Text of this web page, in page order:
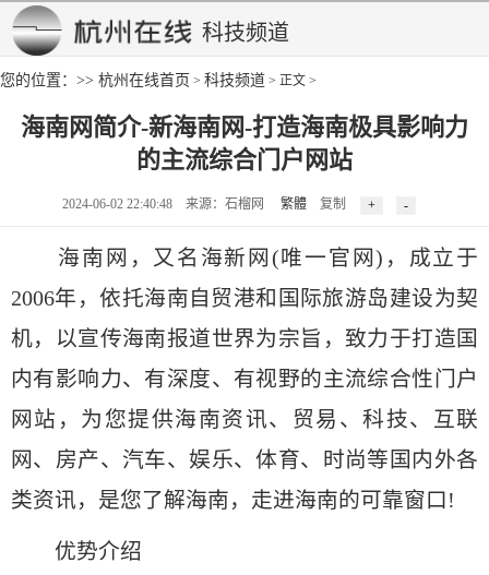
科技频道
您的位置：>> 杭州在线首页 > 科技频道 > 正文 >
海南网简介-新海南网-打造海南极具影响力
的主流综合门户网站
2024-06-02 22:40:48 来源：石榴网 繁體 复制
海南网，又名海新网(唯一官网)，成立于
2006年，依托海南自贸港和国际旅游岛建设为契
机，以宣传海南报道世界为宗旨，致力于打造国
内有影响力、有深度、有视野的主流综合性门户
网站，为您提供海南资讯、贸易、科技、互联
网、房产、汽车、娱乐、体育、时尚等国内外各
类资讯，是您了解海南，走进海南的可靠窗口!
优势介绍